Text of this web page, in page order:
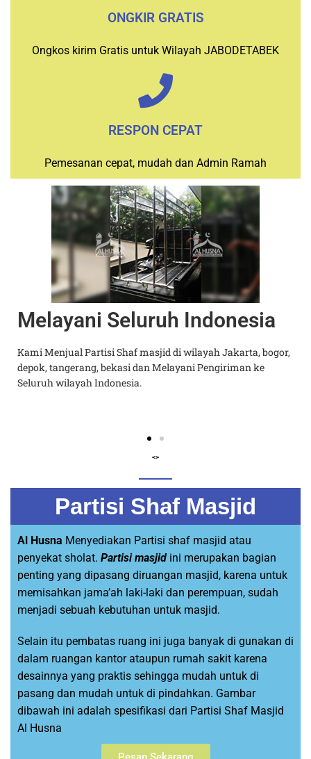
ONGKIR GRATIS
Ongkos kirim Gratis untuk Wilayah JABODETABEK
RESPON CEPAT
Pemesanan cepat, mudah dan Admin Ramah
Melayani Seluruh Indonesia
Kami Menjual Partisi Shaf masjid di wilayah Jakarta, bogor,
depok, tangerang, bekasi dan Melayani Pengiriman ke
Seluruh wilayah Indonesia.
<>
Partisi Shaf Masjid
Al Husna Menyediakan Partisi shaf masjid atau
penyekat sholat. Partisi masjid ini merupakan bagian
penting yang dipasang diruangan masjid, karena untuk
memisahkan jama’ah laki-laki dan perempuan, sudah
menjadi sebuah kebutuhan untuk masjid.
Selain itu pembatas ruang ini juga banyak di gunakan di
dalam ruangan kantor ataupun rumah sakit karena
desainnya yang praktis sehingga mudah untuk di
pasang dan mudah untuk di pindahkan. Gambar
dibawah ini adalah spesifikasi dari Partisi Shaf Masjid
Al Husna